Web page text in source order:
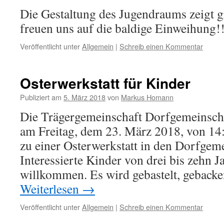
Die Gestaltung des Jugendraums
freuen uns auf die baldige
Veröffentlicht unterAllgemein | Schreib einen Kommentar
Osterwerkstatt für Kinder
Publiziert am 5. März 2018von Markus Homann
Die Trägergemeinschaft
am Freitag, dem 23. März 2018, von
zu einer Osterwerkstatt in den
Interessierte Kinder von drei bis zehn
willkommen. Es wird gebastelt,
Weiterlesen →
Veröffentlicht unterAllgemein | Schreib einen Kommentar